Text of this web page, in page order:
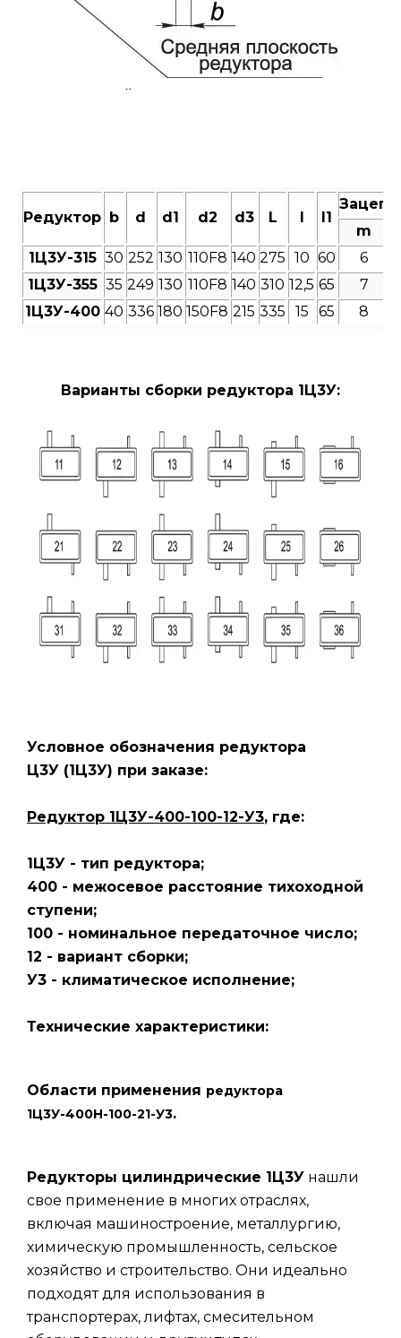
Редуктор b d d1 d2 d3 L l l1
m
1Ц3У-315 30 252 130 110F8 140 275 10 60
6
1Ц3У-355 35 249 130 110F8 140 310 12,5 65
7
1Ц3У-400 40 336 180 150F8 215 335 15 65 8
Варианты сборки редуктора 1Ц3У:
Условное обозначения редуктора
Ц3У (1Ц3У) при заказе:
Редуктор 1Ц3У-400-100-12-У3, где:
1Ц3У - тип редуктора;
400 - межосевое расстояние тихоходной
ступени;
100 - номинальное передаточное число;
12 - вариант сборки;
У3 - климатическое исполнение;
Технические характеристики:
Области применения редуктора
1Ц3У-400Н-100-21-У3.
Редукторы цилиндрические 1Ц3У нашли
свое применение в многих отраслях,
включая машиностроение, металлургию,
химическую промышленность, сельское
хозяйство и строительство. Они идеально
подходят для использования в
транспортерах, лифтах, смесительном